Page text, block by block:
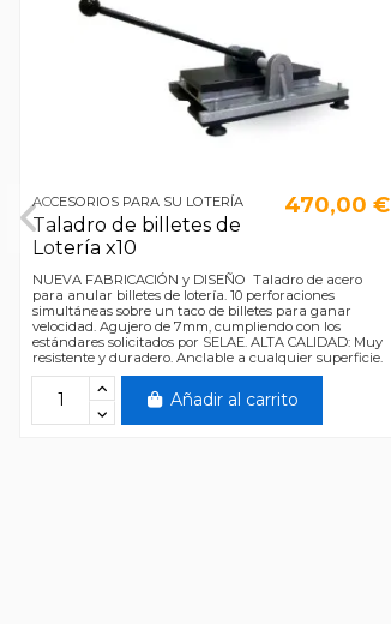
ACCESORIOS PARA SU LOTERÍA
Taladro de billetes de
Lotería x10
470,00 €
NUEVA FABRICACIÓN y DISEÑO Taladro de acero
para anular billetes de lotería. 10 perforaciones
simultáneas sobre un taco de billetes para ganar
velocidad. Agujero de 7mm, cumpliendo con los
estándares solicitados por SELAE. ALTA CALIDAD: Muy
resistente y duradero. Anclable a cualquier superficie.
Añadir al carrito